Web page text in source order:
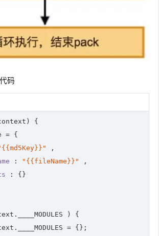
码
) {
= {
,
: "{{fileName}}"
,
: {}
) {
= {};